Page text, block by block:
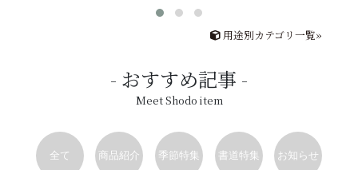
用途別カテゴリ一覧»
おすすめ記事
Meet Shodo item
全て 商品紹介 季節特集 書道特集 お知らせ